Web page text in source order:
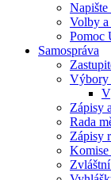
Napište
Volby a
Pomoc
Samospráva
Výbory
Zápisy
Rada
Zápisy
Komise